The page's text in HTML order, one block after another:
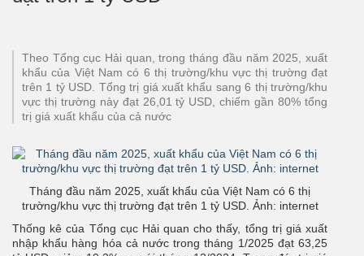
Theo Tổng cục Hải quan, trong tháng đầu năm 2025, xuất
khẩu của Việt Nam có 6 thị trường/khu vực thị trường đạt
trên 1 tỷ USD. Tổng trị giá xuất khẩu sang 6 thị trường/khu
vực thị trường này đạt 26,01 tỷ USD, chiếm gần 80% tổng
trị giá xuất khẩu của cả nước
Tháng đầu năm 2025, xuất khẩu của Việt Nam có 6 thị
trường/khu vực thị trường đạt trên 1 tỷ USD. Ảnh: internet
Thống kê của Tổng cục Hải quan cho thấy, tổng trị giá xuất
nhập khẩu hàng hóa cả nước trong tháng 1/2025 đạt 63,25